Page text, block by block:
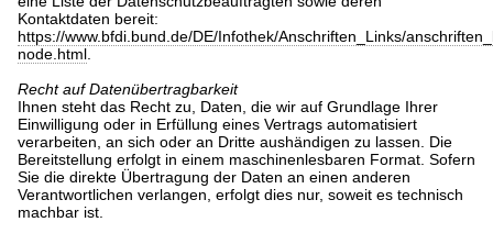
Kontaktdaten bereit:
https://www.bfdi.bund.de/DE/Infothek/Anschriften_Links/
node.html
Recht auf Datenübertragbarkeit
Ihnen steht das Recht zu, Daten, die wir auf Grundlage Ihrer
Einwilligung oder in Erfüllung eines Vertrags automatisiert
verarbeiten, an sich oder an Dritte aushändigen zu lassen. Die
Bereitstellung erfolgt in einem maschinenlesbaren Format. Sofern
Sie die direkte Übertragung der Daten an einen anderen
Verantwortlichen verlangen, erfolgt dies nur, soweit es technisch
machbar ist.